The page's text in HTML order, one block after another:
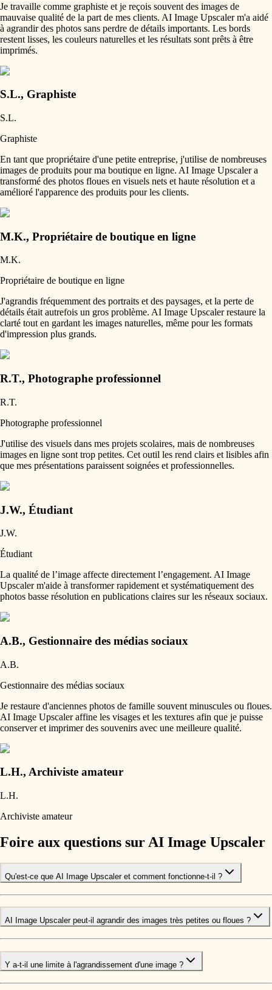
Je travaille comme graphiste et je reçois souvent des images de
mauvaise qualité de la part de mes clients. AI Image Upscaler m'a aidé
à agrandir des photos sans perdre de détails importants. Les bords
restent lisses, les couleurs naturelles et les résultats sont prêts à être
imprimés.
S.L., Graphiste
S.L.
Graphiste
En tant que propriétaire d'une petite entreprise, j'utilise de nombreuses
images de produits pour ma boutique en ligne. AI Image Upscaler a
transformé des photos floues en visuels nets et haute résolution et a
amélioré l'apparence des produits pour les clients.
M.K., Propriétaire de boutique en ligne
M.K.
Propriétaire de boutique en ligne
J'agrandis fréquemment des portraits et des paysages, et la perte de
détails était autrefois un gros problème. AI Image Upscaler restaure la
clarté tout en gardant les images naturelles, même pour les formats
d'impression plus grands.
R.T., Photographe professionnel
R.T.
Photographe professionnel
J'utilise des visuels dans mes projets scolaires, mais de nombreuses
images en ligne sont trop petites. Cet outil les rend clairs et lisibles afin
que mes présentations paraissent soignées et professionnelles.
J.W., Étudiant
J.W.
Étudiant
La qualité de l’image affecte directement l’engagement. AI Image
Upscaler m'aide à transformer rapidement et systématiquement des
photos basse résolution en publications claires sur les réseaux sociaux.
A.B., Gestionnaire des médias sociaux
A.B.
Gestionnaire des médias sociaux
Je restaure d'anciennes photos de famille souvent minuscules ou floues.
AI Image Upscaler affine les visages et les textures afin que je puisse
conserver et imprimer des souvenirs avec une meilleure qualité.
L.H., Archiviste amateur
L.H.
Archiviste amateur
Foire aux questions sur AI Image Upscaler
Qu'est-ce que AI Image Upscaler et comment fonctionne-t-il ?
AI Image Upscaler peut-il agrandir des images très petites ou floues ?
Y a-t-il une limite à l'agrandissement d'une image ?